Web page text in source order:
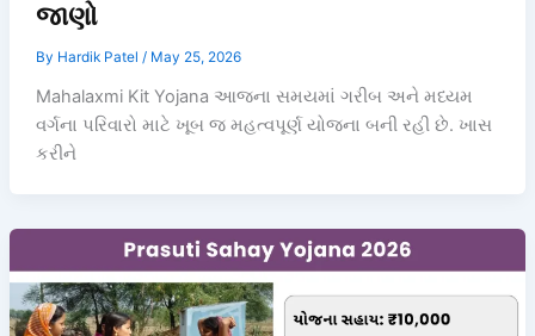
જાણો
By Hardik Patel / May 25, 2026
Mahalaxmi Kit Yojana આજના સમયમાં ગરીબ અને મધ્યમ
વર્ગના પરિવારો માટે ખૂબ જ મહત્વપૂર્ણ યોજના બની રહી છે. ખાસ
કરીને